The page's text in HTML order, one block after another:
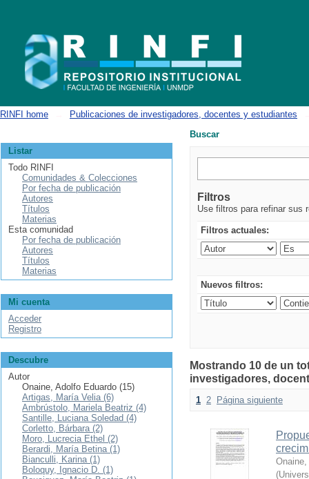
RINFI home Publicaciones de investigadores, docentes y estudiantes
Buscar
Filtros
Use filtros para refinar sus
Filtros actuales:
Nuevos filtros:
Mostrando 10 de un
investigadores,
1 2 Página siguiente
(
Listar
Todo RINFI
Comunidades & Colecciones
Por fecha de publicación
Autores
Títulos
Materias
Esta comunidad
Por fecha de publicación
Autores
Títulos
Materias
Mi cuenta
Acceder
Registro
Descubre
Autor
Onaine, Adolfo Eduardo (15)
Artigas, María Velia (6)
Ambrústolo, Mariela Beatriz (4)
Santille, Luciana Soledad (4)
Corletto, Bárbara (2)
Moro, Lucrecia Ethel (2)
Berardi, María Betina (1)
Bianculli, Karina (1)
Boloquy, Ignacio D. (1)